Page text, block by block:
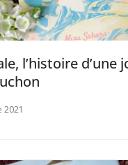
l’histoire d’une
2021